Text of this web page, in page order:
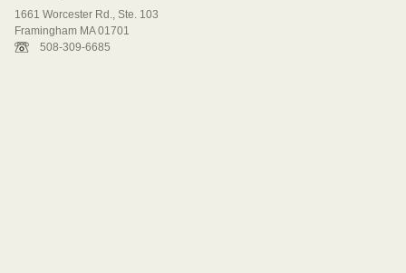
1661 Worcester Rd., Ste. 103
Framingham MA 01701
508-309-6685